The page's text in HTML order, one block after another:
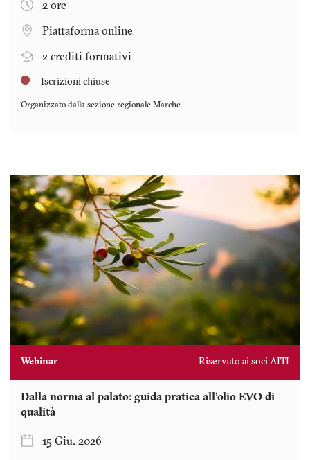
2 ore
Piattaforma online
2 crediti formativi
Iscrizioni chiuse
Organizzato dalla sezione regionale Marche
Webinar Riservato ai soci AITI
Dalla norma al palato: guida pratica all'olio EVO di
qualità
15 Giu. 2026